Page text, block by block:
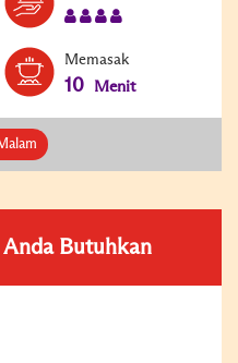
Memasak
10 Menit
Butuhkan